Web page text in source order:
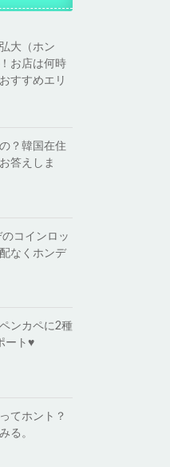
大（ホン
お店は何時
すすめエリ
？韓国在住
答えしま
コインロッ
なくホンデ
ンカペに2種
ート♥
てホント？
る。